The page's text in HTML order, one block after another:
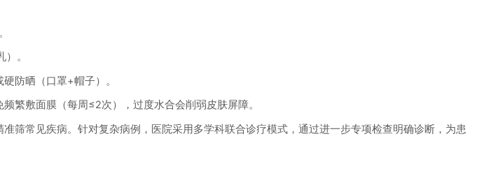
。
防晒（口罩+帽子）。
敷面膜（每周≤2次），过度水合会削弱皮肤屏障。
常见疾病。针对复杂病例，医院采用多学科联合诊疗模式，通过进一步专项检查明确诊断，为患